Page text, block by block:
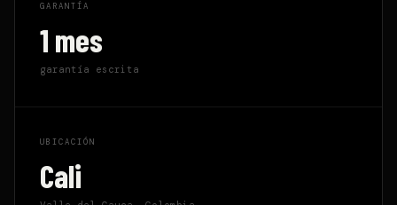
GARANTÍA
1 mes
garantía escrita
UBICACIÓN
Cali